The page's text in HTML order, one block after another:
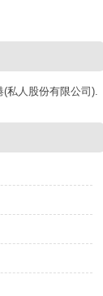
私人股份有限公司).